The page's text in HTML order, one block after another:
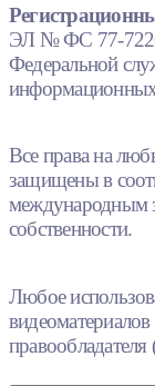
ЭЛ № ФС 77-
Федеральной
Все права на
защищены в
международным
собственности.
Любое